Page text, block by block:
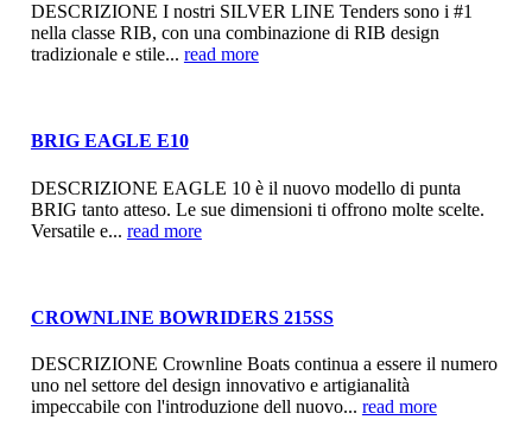
DESCRIZIONE I nostri SILVER LINE Tenders sono i #1
nella classe RIB, con una combinazione di RIB design
tradizionale e stile... read more
BRIG EAGLE E10
DESCRIZIONE EAGLE 10 è il nuovo modello di punta
BRIG tanto atteso. Le sue dimensioni ti offrono molte scelte.
Versatile e... read more
CROWNLINE BOWRIDERS 215SS
DESCRIZIONE Crownline Boats continua a essere il numero
uno nel settore del design innovativo e artigianalità
impeccabile con l'introduzione dell nuovo... read more